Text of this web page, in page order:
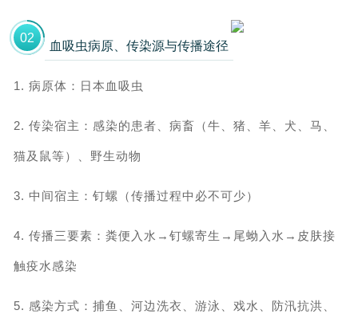
02
血吸虫病原、传染源与传播途径
1. 病原体： 日本血吸虫
2. 传染宿主： 感染的患者、病畜（牛、猪、羊、犬、马、
猫及鼠等）、野生动物
3. 中间宿主： 钉螺（传播过程中必不可少）
4. 传播三要素： 粪便入水→钉螺寄生→尾蚴入水→皮肤接
触疫水感染
5. 感染方式： 捕鱼、河边洗衣、游泳、戏水、防汛抗洪、